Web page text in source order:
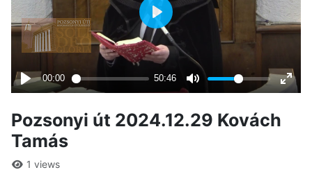
Pozsonyi út 2024.12.29 Kovách
Tamás
1 views